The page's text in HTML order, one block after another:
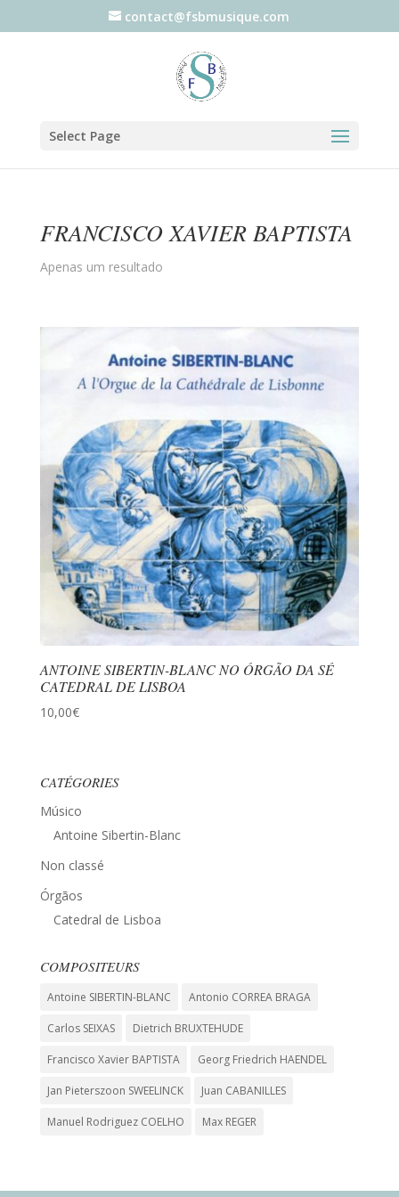
contact@fsbmusique.com
Select Page
FRANCISCO XAVIER BAPTISTA
Apenas um resultado
ANTOINE SIBERTIN-BLANC NO ÓRGÃO DA SÉ
CATEDRAL DE LISBOA
10,00€
CATÉGORIES
Músico
Antoine Sibertin-Blanc
Non classé
Órgãos
Catedral de Lisboa
COMPOSITEURS
Antoine SIBERTIN-BLANC Antonio CORREA BRAGA
Carlos SEIXAS Dietrich BRUXTEHUDE
Francisco Xavier BAPTISTA Georg Friedrich HAENDEL
Jan Pieterszoon SWEELINCK Juan CABANILLES
Manuel Rodriguez COELHO Max REGER